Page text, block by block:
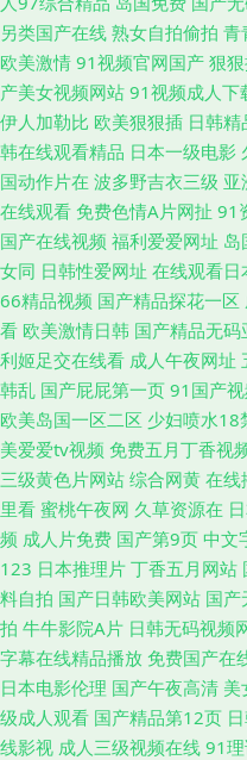
另类国产在线 熟女自拍偷拍 青
欧美激情 91视频官网国产 狠
产美女视频网站 91视频成人下
伊人加勒比 欧美狠狠插 日韩
韩在线观看精品 日本一级电影
国动作片在 波多野吉衣三级 亚
在线观看 免费色情A片网扯 91
国产在线视频 福利爱爱网址 岛
女同 日韩性爱网址 在线观看日
66精品视频 国产精品探花一区
看 欧美激情日韩 国产精品无码
利姬足交在线看 成人午夜网址
韩乱 国产屁屁第一页 91国产
欧美岛国一区二区 少妇喷水18
美爱爱tv视频 免费五月丁香视
三级黄色片网站 综合网黄 在线
里看 蜜桃午夜网 久草资源在
频 成人片免费 国产第9页 中文
123 日本推理片 丁香五月网站
料自拍 国产日韩欧美网站 国产
拍 牛牛影院A片 日韩无码视频
字幕在线精品播放 免费国产在
日本电影伦理 国产午夜高清 美
级成人观看 国产精品第12页
线影视 成人三级视频在线 91